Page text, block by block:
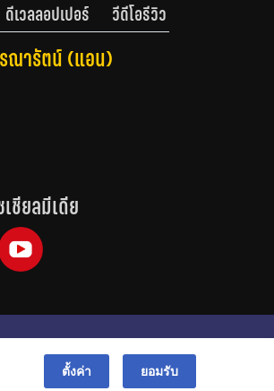
ดีเวลลอปเปอร์ วีดีโอรีวิว
ณารัตน์ (แอน)
ชียลมีเดีย
© สงวนลิขสิทธิ์ 2556-2564
ตั้งค่า ยอมรับ